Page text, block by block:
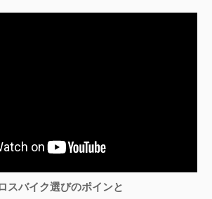
スバイク選びのポインと